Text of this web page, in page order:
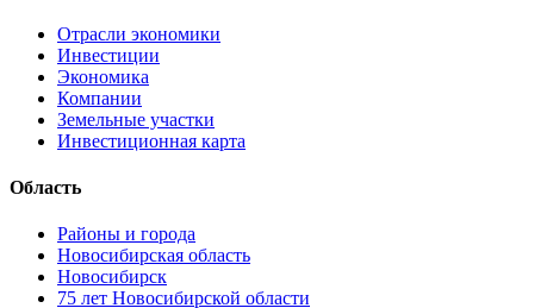
Отрасли экономики
Инвестиции
Экономика
Компании
Земельные участки
Инвестиционная карта
Область
Районы и города
Новосибирская область
Новосибирск
75 лет Новосибирской области